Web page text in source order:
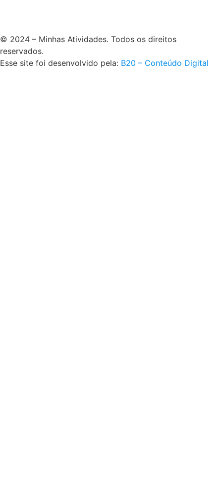
© 2024 – Minhas Atividades. Todos os direitos
reservados.
Esse site foi desenvolvido pela: B20 – Conteúdo Digital